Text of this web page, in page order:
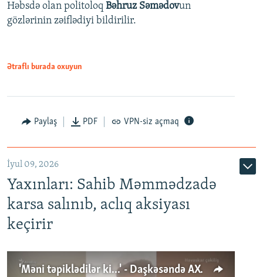
Həbsdə olan politoloq Bəhruz Səmədovun
gözlərinin zəiflədiyi bildirilir.
Ətraflı burada oxuyun
Paylaş PDF VPN-siz açmaq
İyul 09, 2026
Yaxınları: Sahib Məmmədzadə
karsa salınıb, aclıq aksiyası
keçirir
'Məni təpiklədilər ki...' - Daşkəsəndə AXCP fəalının yaxınları onun həbsinə etiraz edirlər